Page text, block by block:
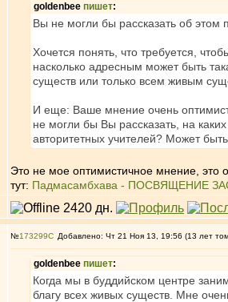
goldenbee пишет:
Вы не могли бы рассказать об этом
Хочется понять, что требуется,
насколько адресным может быть
существ или только всем живым
И еще: Ваше мнение очень
не могли бы Вы рассказать, на
авторитетных учителей? Может
Это не мое оптимистичное мнение,
тут: Падмасамбхава - ПОСВЯЩЕНИЕ
№173299 Добавлено: Чт 21 Ноя 13, 19:56 (13 лет
goldenbee пишет:
Когда мы в буддийском центре
благу всех живых существ. Мне